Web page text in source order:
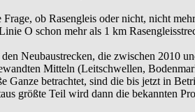
Frage, ob Rasengleis oder nicht, nicht
O schon mehr als 1 km
Neubaustrecken, die zwischen 2010
Mitteln (Leitschwellen,
Ganze betrachtet, sind die bis jetzt in
größte Teil wird dann die bekannten